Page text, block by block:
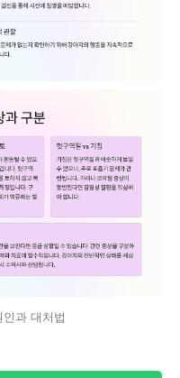
과 대처법